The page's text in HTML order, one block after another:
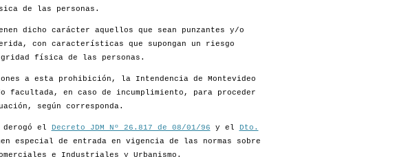
de las personas.
dicho carácter aquellos que sean punzantes y/o
con características que supongan un riesgo
física de las personas.
a esta prohibición, la Intendencia de Montevideo
en caso de incumplimiento, para proceder
según corresponda.
derogó el Decreto JDM Nº 26.817 de 08/01/96 y el Dto.
especial de entrada en vigencia de las normas sobre
e Industriales y Urbanismo.